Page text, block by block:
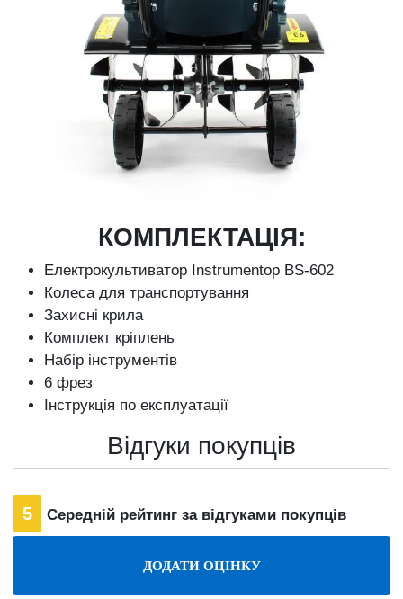
КОМПЛЕКТАЦІЯ:
Електрокультиватор Instrumentop BS-602
Колеса для транспортування
Захисні крила
Комплект кріплень
Набір інструментів
6 фрез
Інструкція по експлуатації
Відгуки покупців
5 Середній рейтинг за відгуками покупців